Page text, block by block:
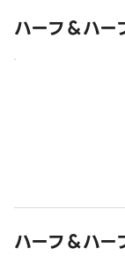
ハーフ＆ハー
ハーフ＆ハ